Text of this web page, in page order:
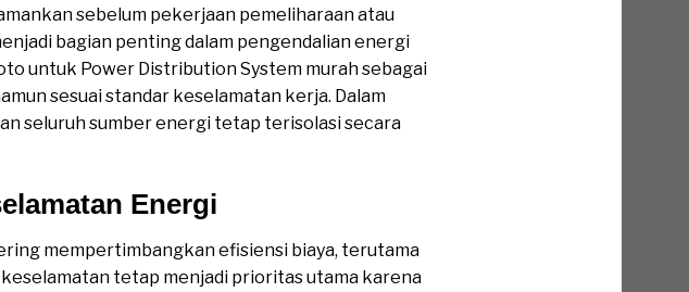
sebelum pekerjaan pemeliharaan atau
bagian penting dalam pengendalian energi
untuk Power Distribution System murah sebagai
sesuai standar keselamatan kerja. Dalam
seluruh sumber energi tetap terisolasi secara
Energi
mempertimbangkan efisiensi biaya, terutama
tetap menjadi prioritas utama karena